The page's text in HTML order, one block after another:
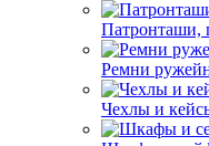
Патронташи,
Ремни
Чехлы и